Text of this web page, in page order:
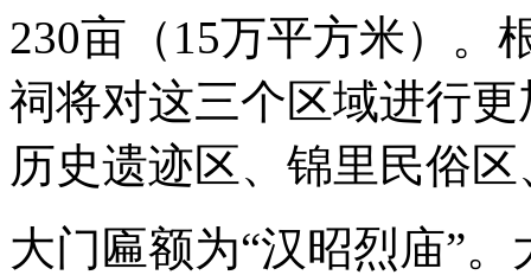
230亩（15万平方米）。
祠将对这三个区域进行
历史遗迹区、锦里民俗
大门匾额为“汉昭烈庙”